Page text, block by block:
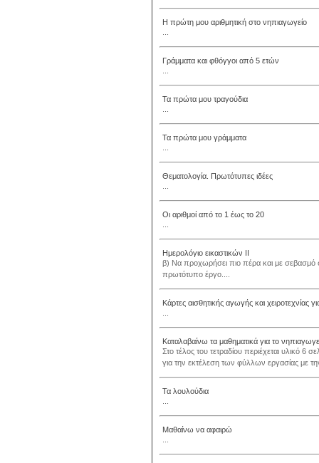
Η πρώτη μου αριθμητική στο νηπιαγωγείο
Γράμματα και φθόγγοι από 5 ετών
Τα πρώτα μου τραγούδια
Τα πρώτα μου γράμματα
Θεματολογία. Πρωτότυπες ιδέες
Οι αριθμοί από το 1 έως το 20
Ημερολόγιο εικαστικών II
β) Να προχωρήσει πιο πέρα και με σεβασμό
πρωτότυπο έργο....
Κάρτες αισθητικής αγωγής και χειροτεχνίας
Καταλαβαίνω τα μαθηματικά για το
Στο τέλος του τετραδίου περιέχεται υλικό
για την εκτέλεση των φύλλων εργασίας με
Τα λουλούδια
Μαθαίνω να αφαιρώ